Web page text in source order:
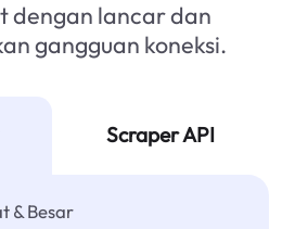
dengan lancar dan
gangguan koneksi.
Scraper API
& Besar